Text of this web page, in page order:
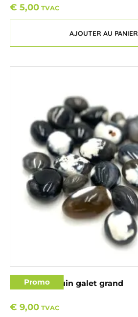
€ 5,00 TVAC
AJOUTER AU PANIER
Promo
Agate pingouin galet grand
€ 9,00 TVAC